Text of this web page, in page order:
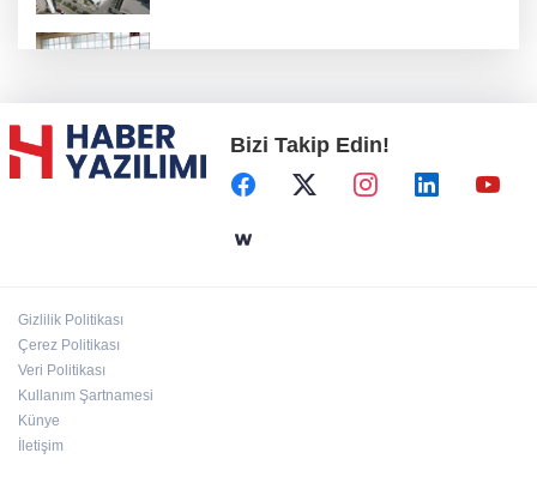
Başkent'in göletlerinde temizlik ve bakım
sürüyor
Bizi Takip Edin!
Gizlilik Politikası
Çerez Politikası
Veri Politikası
Kullanım Şartnamesi
Künye
İletişim